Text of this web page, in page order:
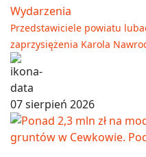
Wydarzenia
Przedstawiciele powiatu
zaprzysiężenia Karola
07 sierpień 2026